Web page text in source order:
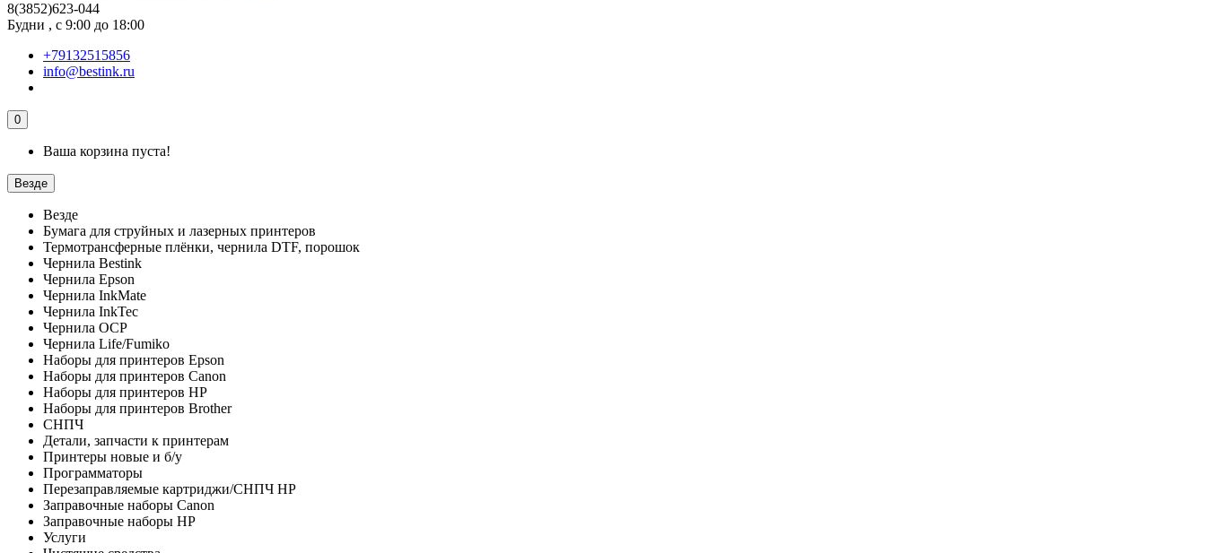
8(3852)623-044
Будни , с 9:00 до 18:00
+79132515856
info@bestink.ru
0
Ваша корзина пуста!
Везде
Везде
Бумага для струйных и лазерных принтеров
Термотрансферные плёнки, чернила DTF, порошок
Чернила Bestink
Чернила Epson
Чернила InkMate
Чернила InkTec
Чернила OCP
Чернила Life/Fumiko
Наборы для принтеров Epson
Наборы для принтеров Canon
Наборы для принтеров HP
Наборы для принтеров Brother
СНПЧ
Детали, запчасти к принтерам
Принтеры новые и б/у
Программаторы
Перезаправляемые картриджи/СНПЧ HP
Заправочные наборы Canon
Заправочные наборы HP
Услуги